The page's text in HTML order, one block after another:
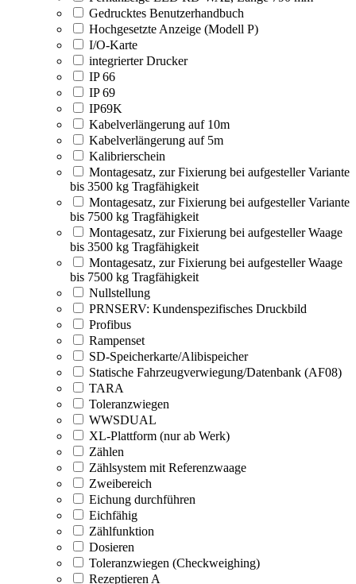
Gedrucktes Benutzerhandbuch
Hochgesetzte Anzeige (Modell P)
I/O-Karte
integrierter Drucker
IP 66
IP 69
IP69K
Kabelverlängerung auf 10m
Kabelverlängerung auf 5m
Kalibrierschein
Montagesatz, zur Fixierung bei aufgesteller Variante
bis 3500 kg Tragfähigkeit
Montagesatz, zur Fixierung bei aufgesteller Variante
bis 7500 kg Tragfähigkeit
Montagesatz, zur Fixierung bei aufgesteller Waage
bis 3500 kg Tragfähigkeit
Montagesatz, zur Fixierung bei aufgesteller Waage
bis 7500 kg Tragfähigkeit
Nullstellung
PRNSERV: Kundenspezifisches Druckbild
Profibus
Rampenset
SD-Speicherkarte/Alibispeicher
Statische Fahrzeugverwiegung/Datenbank (AF08)
TARA
Toleranzwiegen
WWSDUAL
XL-Plattform (nur ab Werk)
Zählen
Zählsystem mit Referenzwaage
Zweibereich
Eichung durchführen
Eichfähig
Zählfunktion
Dosieren
Toleranzwiegen (Checkweighing)
Rezeptieren A